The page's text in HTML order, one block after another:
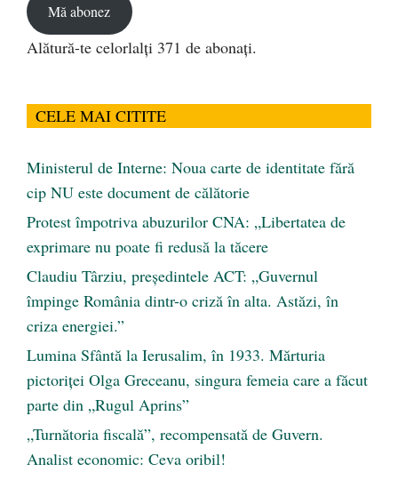
Mă abonez
Alătură-te celorlalți 371 de abonați.
CELE MAI CITITE
Ministerul de Interne: Noua carte de identitate fără
cip NU este document de călătorie
Protest împotriva abuzurilor CNA: „Libertatea de
exprimare nu poate fi redusă la tăcere
Claudiu Târziu, președintele ACT: „Guvernul
împinge România dintr-o criză în alta. Astăzi, în
criza energiei.”
Lumina Sfântă la Ierusalim, în 1933. Mărturia
pictoriței Olga Greceanu, singura femeia care a făcut
parte din „Rugul Aprins”
„Turnătoria fiscală”, recompensată de Guvern.
Analist economic: Ceva oribil!